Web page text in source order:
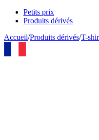
Petits prix
Produits dérivés
Accueil/Produits dérivés/T-